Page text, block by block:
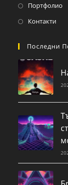
Портфолио
Контакти
Последни